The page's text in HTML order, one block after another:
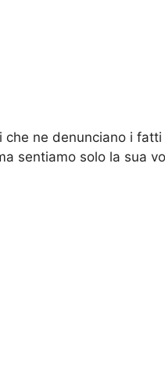
ne denunciano i fatti
sentiamo solo la sua